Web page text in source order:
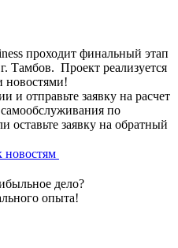
проходит финальный этап
Тамбов. Проект реализуется
новостями!
и отправьте заявку на расчет
по
оставьте заявку на обратный
новостям
дело?
опыта!